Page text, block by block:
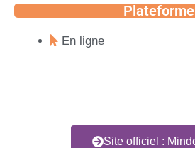
Plateforme
En ligne
Site officiel :